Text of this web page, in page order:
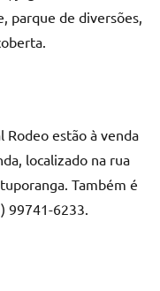
parque de diversões,
Rodeo estão à venda
localizado na rua
Também é
99741-6233.